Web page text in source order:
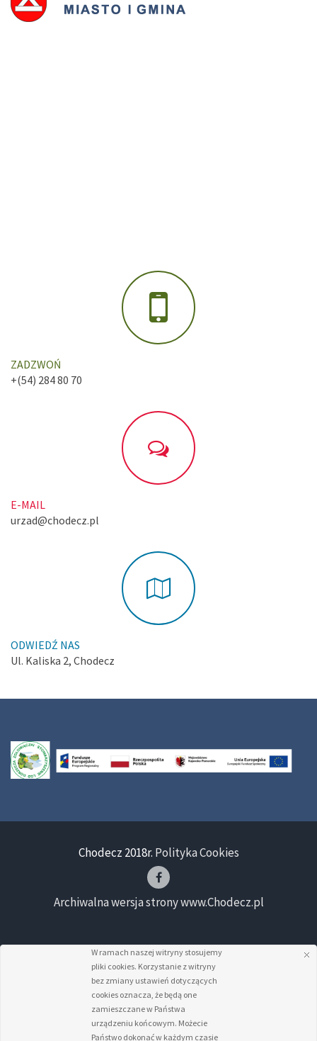
ZADZWOŃ
+(54) 284 80 70
E-MAIL
urzad@chodecz.pl
ODWIEDŹ NAS
Ul. Kaliska 2, Chodecz
Chodecz 2018r. Polityka Cookies
Archiwalna wersja strony www.Chodecz.pl
W ramach naszej witryny stosujemy
pliki cookies. Korzystanie z witryny
bez zmiany ustawień dotyczących
cookies oznacza, że będą one
zamieszczane w Państwa
urządzeniu końcowym. Możecie
Państwo dokonać w każdym czasie